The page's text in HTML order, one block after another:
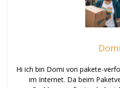
Domi
Hi ich bin Domi von pakete-
im Internet. Da beim